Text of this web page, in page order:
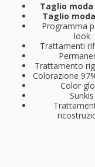
Taglio moda
Taglio
Programma
look
Trattamenti
Trattamento
Colorazione
Color
Sunkis